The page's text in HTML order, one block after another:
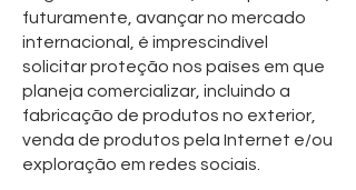
futuramente, avançar no mercado
internacional, é imprescindível
solicitar proteção nos países em que
planeja comercializar, incluindo a
fabricação de produtos no exterior,
venda de produtos pela Internet e/ou
exploração em redes sociais.